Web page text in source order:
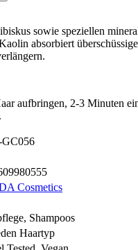
sowie speziellen
absorbiert
aufbringen, 2-3 Minuten
Cosmetics
Shampoos
Haartyp